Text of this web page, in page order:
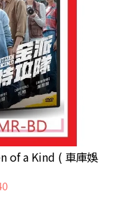
of a Kind ( 車庫娛